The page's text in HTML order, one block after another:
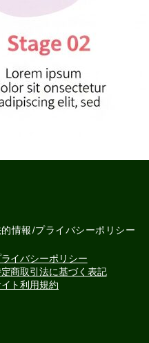
情報/プライバシーポリシー
イバシーポリシー
商取引法に基づく表記
ト利用規約